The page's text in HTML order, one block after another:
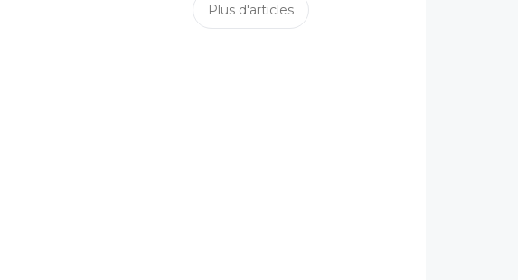
Plus d'articles